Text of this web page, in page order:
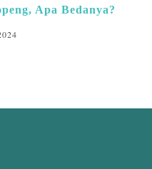
Apa Bedanya?